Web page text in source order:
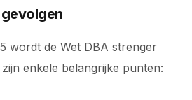
wordt de Wet DBA strenger
enkele belangrijke punten: